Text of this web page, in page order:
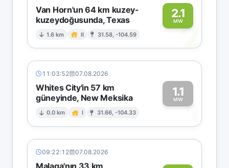
Van Horn'un 64 km kuzey-
kuzeydoğusunda, Texas
1.6 km II 31.58, -104.59
2.1
MW2
11:03:52 07.08.2026
Whites City'in 57 km
güneyinde, New Meksika
0.0 km I 31.66, -104.33
1.1
MW1
09:22:12 07.08.2026
Malaga'nın 33 km